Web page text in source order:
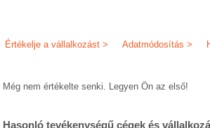
Adatmódosítás >
Értékelje a vállalkozást >
Még nem értékelte senki. Legyen Ön az első!
Hasonló tevékenységű cégek és